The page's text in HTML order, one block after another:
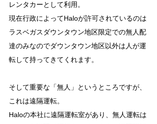
レンタカーとして利用。
現在行政によってHaloが許可されているのは
ラスベガスダウンタウン地区限定での無人配
達のみなのでダウンタウン地区以外は人が運
転して持ってきてくれます。
そして重要な「無人」というところですが、
これは遠隔運転。
Haloの本社に遠隔運転室があり、無人運転は